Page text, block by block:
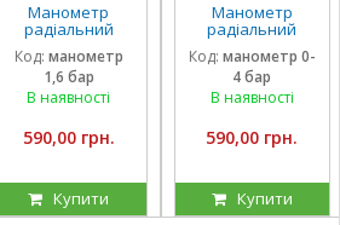
Манометр
радіальний
гліцириновий
вібростійкий 63
мм 1,6 Бар Італія
Код: манометр
1,6 бар
В наявності
590,00 грн.
Купити
Манометр
радіальний
гліцириновий
вібростійкий 63
мм 0-4 Бар Італія
Код: манометр 0-
4 бар
В наявності
590,00 грн.
Купити